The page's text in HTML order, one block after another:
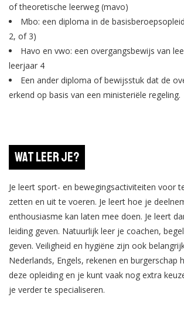
of theoretische leerweg (mavo)
Mbo: een diploma in de
2, of 3)
Havo en vwo: een overgangsbewijs van
leerjaar 4
Een ander diploma of bewijsstuk dat de
erkend op basis van een ministeriële regeling.
Wat leer je?
Je leert sport- en bewegingsactiviteiten voor
zetten en uit te voeren. Je leert hoe je
enthousiasme kan laten mee doen. Je leert
leiding geven. Natuurlijk leer je coachen,
geven. Veiligheid en hygiëne zijn ook
Nederlands, Engels, rekenen en burgerschap
deze opleiding en je kunt vaak nog extra
je verder te specialiseren.